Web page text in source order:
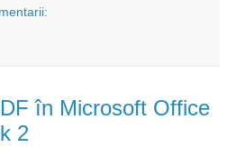
în Microsoft Office
2